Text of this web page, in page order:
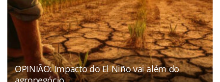
OPINIÃO: Impacto do El Niño vai além do